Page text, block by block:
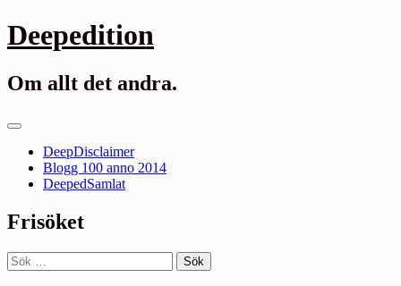
Gå
till
Deepedition
Om allt det andra.
Primär
DeepDisclaimer
Blogg 100 anno 2014
DeepedSamlat
Frisöket
Sök
efter: